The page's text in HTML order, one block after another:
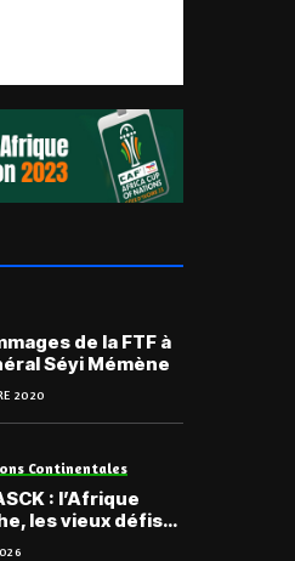
de la FTF à
Séyi Mémène
2020
Continentales
: l’Afrique
les vieux défis